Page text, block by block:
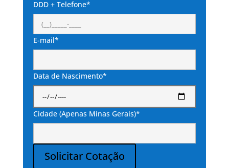
DDD + Telefone*
E-mail*
Data de Nascimento*
Cidade (Apenas Minas Gerais)*
Solicitar Cotação